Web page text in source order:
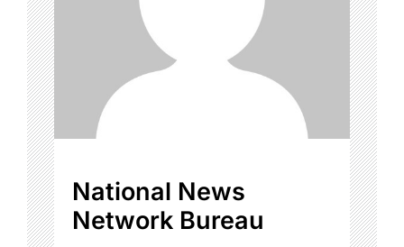
National News
Network Bureau